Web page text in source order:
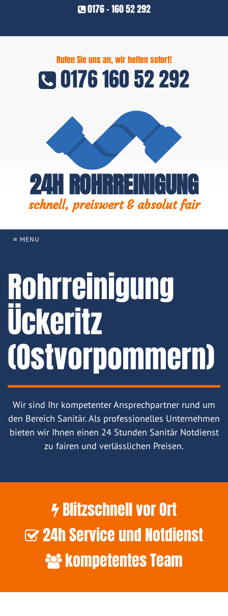
0176 - 160 52 292
Rufen Sie uns an, wir helfen sofort!
0176 160 52 292
24H ROHRREINIGUNG
schnell, preiswert & absolut fair
≡ MENU
Rohrreinigung
Ückeritz
(Ostvorpommern)
Wir sind Ihr kompetenter Ansprechpartner rund um
den Bereich Sanitär. Als professionelles Unternehmen
bieten wir Ihnen einen 24 Stunden Sanitär Notdienst
zu fairen und verlässlichen Preisen.
Blitzschnell vor Ort
24h Service und Notdienst
kompetentes Team